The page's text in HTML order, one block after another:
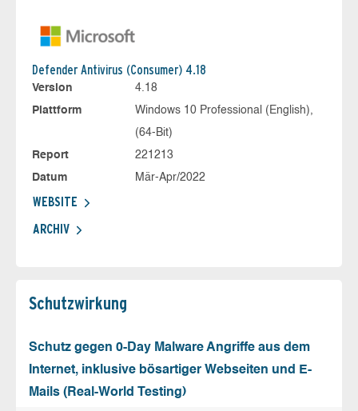
Defender Antivirus (Consumer) 4.18
Version
4.18
Plattform
Windows 10 Professional (English),
(64-Bit)
Report
221213
Datum
Mär-Apr/2022
WEBSITE
ARCHIV
Schutz­wirkung
Schutz gegen 0-Day Malware Angriffe aus dem
Internet, inklusive bösartiger Webseiten und E-
Mails (Real-World Testing)